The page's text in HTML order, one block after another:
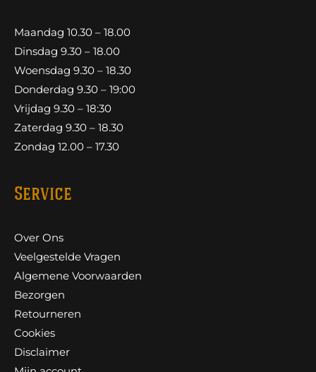
Maandag 10.30 – 18.00
Dinsdag 9.30 – 18.00
Woensdag 9.30 – 18.30
Donderdag 9.30 – 19:00
Vrijdag 9.30 – 18:30
Zaterdag 9.30 – 18.30
Zondag 12.00 – 17.30
Service
Over Ons
Veelgestelde Vragen
Algemene Voorwaarden
Bezorgen
Retourneren
Cookies
Disclaimer